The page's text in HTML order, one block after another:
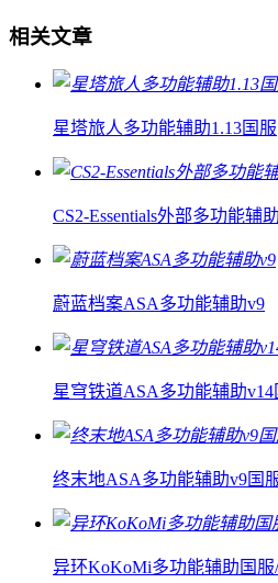
相关文章
星塔旅人多功能辅助1.13国服
CS2-Essentials外部多功能辅
蔚蓝档案ASA多功能辅助v9
星穹铁道ASA多功能辅助v14
终末地ASA多功能辅助v9国
异环KoKoMi多功能辅助国服